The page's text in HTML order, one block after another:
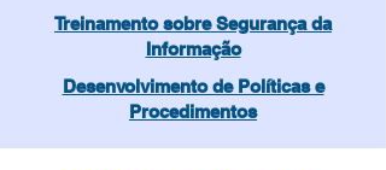
Treinamento sobre Segurança da
Informação
Desenvolvimento de Políticas e
Procedimentos